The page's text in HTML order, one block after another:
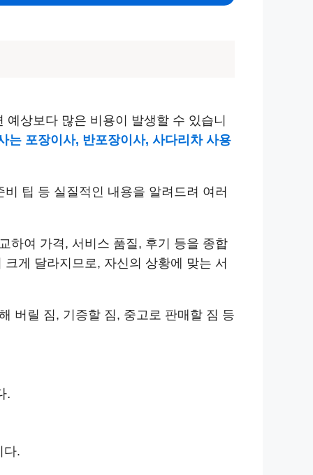
상보다 많은 비용이 발생할 수 있습니
는 포장이사, 반포장이사, 사다리차 사용
팁 등 실질적인 내용을 알려드려 여러
하여 가격, 서비스 품질, 후기 등을 종합
게 달라지므로, 자신의 상황에 맞는 서
버릴 짐, 기증할 짐, 중고로 판매할 짐 등
.
다.